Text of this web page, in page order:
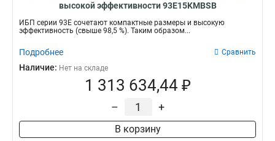
высокой эффективности 93E15KMBSB
ИБП серии 93Е сочетают компактные размеры и высокую
эффективность (свыше 98,5 %). Таким образом...
Подробнее Сравнить
Наличие: Нет на складе
1 313 634,44 ₽
– +
В корзину